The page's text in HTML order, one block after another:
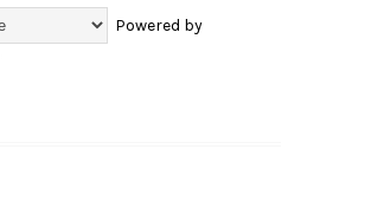
Powered by